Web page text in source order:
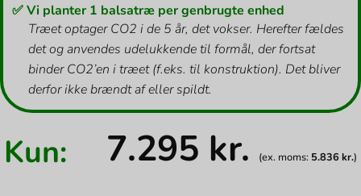
✅ Vi planter 1 balsatræ per genbrugte enhed
Træet optager CO2 i de 5 år, det vokser. Herefter fældes
det og anvendes udelukkende til formål, der fortsat
binder CO2’en i træet (f.eks. til konstruktion). Det bliver
derfor ikke brændt af eller spildt.
Kun: 7.295 kr. (ex. moms: 5.836 kr.)